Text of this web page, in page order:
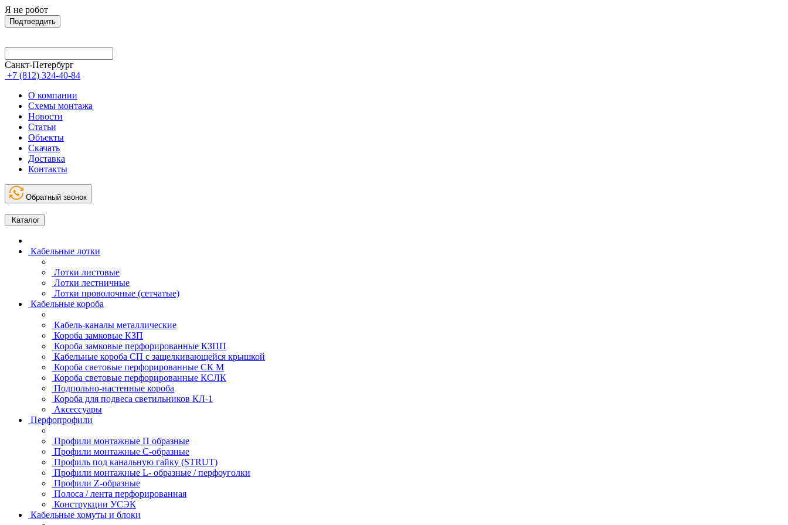
Я не робот
Подтвердить
Санкт-Петербург
+7 (812) 324-40-84
О компании
Схемы монтажа
Новости
Статьи
Объекты
Скачать
Доставка
Контакты
Обратный звонок
Каталог
Кабельные лотки
Лотки листовые
Лотки лестничные
Лотки проволочные (сетчатые)
Кабельные короба
Кабель-каналы металлические
Короба замковые КЗП
Короба замковые перфорированные КЗПП
Кабельные короба СП с защелкивающейся крышкой
Короба световые перфорированные СК М
Короба световые перфорированные КСЛК
Подпольно-настенные короба
Короба для подвеса светильников КЛ-1
Аксессуары
Перфопрофили
Профили монтажные П образные
Профили монтажные C-образные
Профиль под канальную гайку (STRUT)
Профили монтажные L- образные / перфоуголки
Профили Z-образные
Полоса / лента перфорированная
Конструкции УСЭК
Кабельные хомуты и блоки